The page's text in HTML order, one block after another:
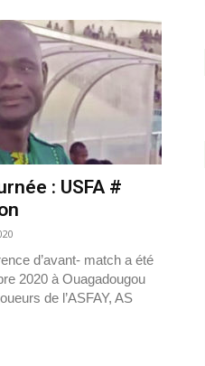
: USFA #
d’avant- match a été
2020 à Ouagadougou
de l’ASFAY, AS